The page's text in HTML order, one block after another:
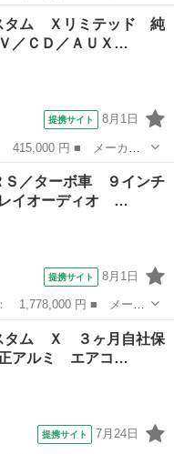
ード名： カスタムＲ
正ナビ フルセグＴＶ
タム Ｘリミテッド 純
／ＣＤ／ＡＵＸ…
提携サイト 8月1日
レード名： カスタム
Ｄ／ＡＵＸ／バックカメ
Ｓ／ターボ車 ９インチ
レイオーディオ …
提携サイト 8月1日
グレード名： ＲＳ／
オーディオ バックモニ
タム Ｘ ３ヶ月自社保
アルミ エアコ…
提携サイト 7月24日